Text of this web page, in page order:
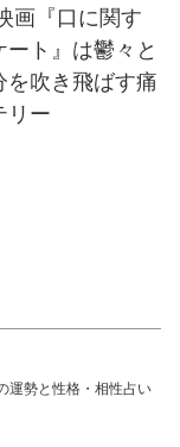
画『口に関す
ート』は鬱々と
を吹き飛ばす痛
リー
運勢と性格・相性占い